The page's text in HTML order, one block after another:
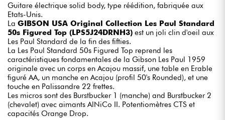
Guitare électrique solid body, type réédition, fabriquée aux
Etats-Unis.
La GIBSON USA Original Collection Les Paul Standard
50s Figured Top (LPS5J24DRNH3) est un joli clin d'oeil aux
Les Paul Standard de la fin des fifties.
La Les Paul Standard 50s Figured Top reprend les
caractéristiques fondamentales de la Gibson Les Paul 1959
originale avec un corps en Acajou massif, une table en Erable
figuré AA, un manche en Acajou (profil 50's Rounded), et une
touche en Palissandre 22 frettes.
Les micros sont des Burstbucker 1 (manche) and Burstbucker 2
(chevalet) avec aimants AlNiCo II. Potentiomètres CTS et
capacités Orange Drop.